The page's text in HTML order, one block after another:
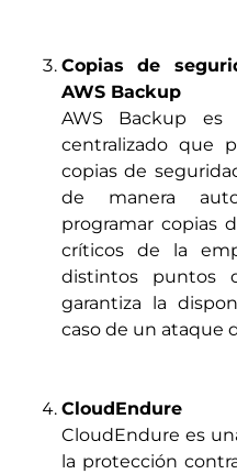
Copias de
AWS Backup
AWS Backup
centralizado que
copias de
de manera
programar copias
críticos de la
distintos puntos
garantiza la
caso de un ataque
CloudEndure
CloudEndure es
la protección